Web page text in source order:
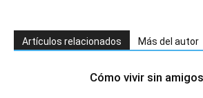
Artículos relacionados Más del autor
Cómo vivir sin